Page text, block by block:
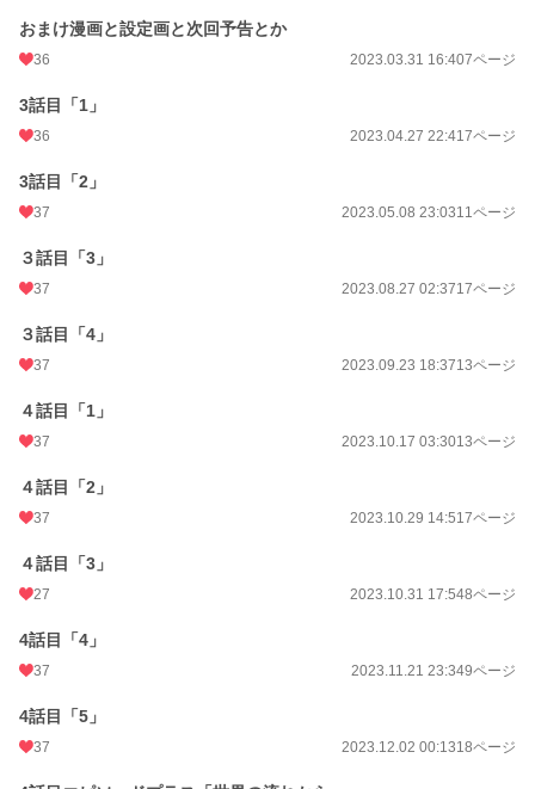
おまけ漫画と設定画と次回予告とか
36 2023.03.31 16:407ページ
3話目「1」
36 2023.04.27 22:417ページ
3話目「2」
37 2023.05.08 23:0311ページ
３話目「3」
37 2023.08.27 02:3717ページ
３話目「4」
37 2023.09.23 18:3713ページ
４話目「1」
37 2023.10.17 03:3013ページ
４話目「2」
37 2023.10.29 14:517ページ
４話目「3」
27 2023.10.31 17:548ページ
4話目「4」
37 2023.11.21 23:349ページ
4話目「5」
37 2023.12.02 00:1318ページ